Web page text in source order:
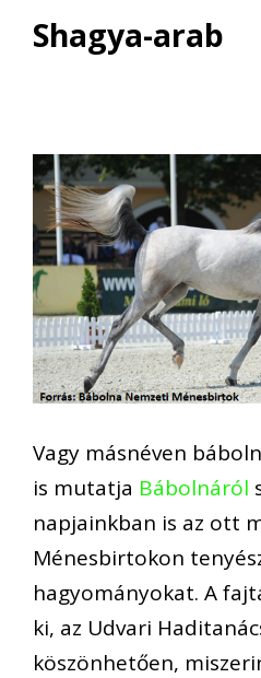
Shagya-arab
Vagy másnéven
is mutatja Bábolnáról
napjainkban is az ott
Ménesbirtokon
hagyományokat. A
ki, az Udvari
köszönhetően,